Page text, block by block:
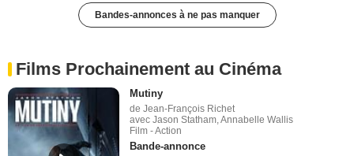
Bandes-annonces à ne pas manquer
Films Prochainement au Cinéma
Mutiny
de Jean-François Richet
avec Jason Statham, Annabelle Wallis
Film - Action
Bande-annonce